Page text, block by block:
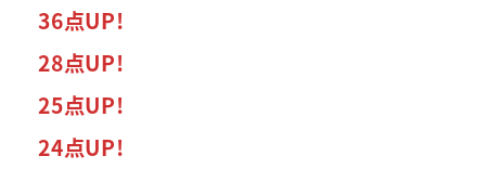
36点UP!
28点UP!
25点UP!
24点UP!